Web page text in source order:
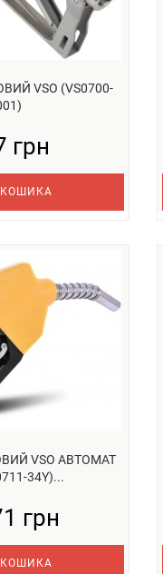
VSO (VS0700-
грн
VSO АВТОМАТ
34Y)...
грн